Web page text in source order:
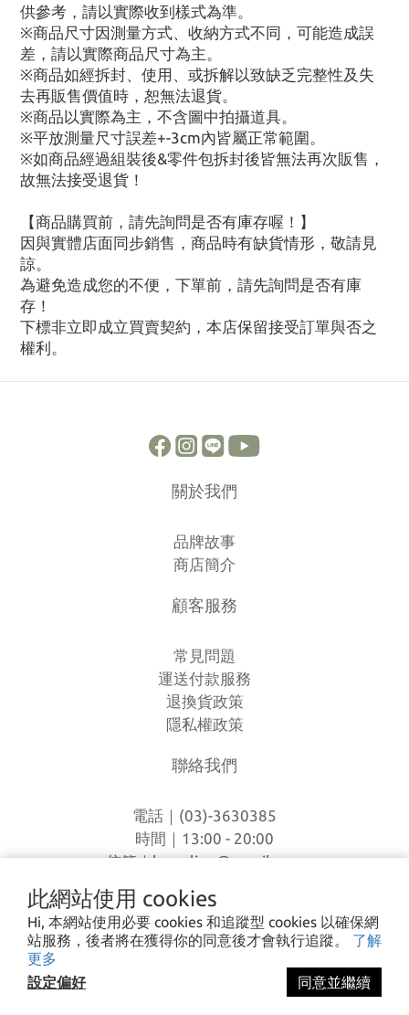
此網站使用 cookies
Hi, 本網站使用必要 cookies 和追蹤型 cookies 以確保網
站服務，後者將在獲得你的同意後才會執行追蹤。 了解
更多
設定偏好
同意並繼續
供參考，請以實際收到樣式為準。
※商品尺寸因測量方式、收納方式不同，可能造成誤
差，請以實際商品尺寸為主。
※商品如經拆封、使用、或拆解以致缺乏完整性及失
去再販售價值時，恕無法退貨。
※商品以實際為主，不含圖中拍攝道具。
※平放測量尺寸誤差+-3cm內皆屬正常範圍。
※如商品經過組裝後&零件包拆封後皆無法再次販售，
故無法接受退貨！
【商品購買前，請先詢問是否有庫存喔！】
因與實體店面同步銷售，商品時有缺貨情形，敬請見
諒。
為避免造成您的不便，下單前，請先詢問是否有庫
存！
下標非立即成立買賣契約，本店保留接受訂單與否之
權利。
關於我們
品牌故事
商店簡介
顧客服務
常見問題
運送付款服務
退換貨政策
隱私權政策
聯絡我們
電話｜(03)-3630385
時間｜13:00 - 20:00
信箱｜loverlien@gmail.com
地址｜桃園市八德區和平路1168巷7號
I CA PING ©2023 愛露愛玩 All rights reserved.